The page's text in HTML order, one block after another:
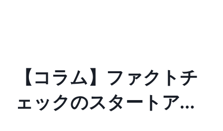
【コラム】ファクトチ
ェックのスタートアッ
プの構築で学んだこと